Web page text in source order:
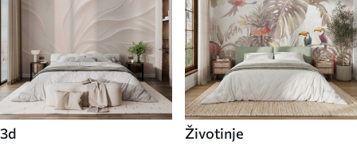
3d Životinje